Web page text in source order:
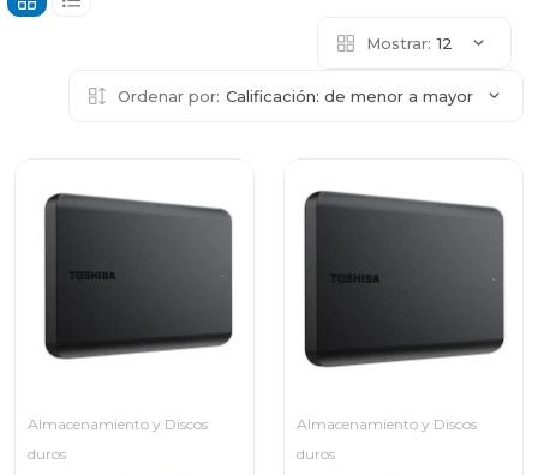
Mostrar: 12
Ordenar por: Calificación: de menor a mayor
Almacenamiento y Discos
duros
Almacenamiento y Discos
duros